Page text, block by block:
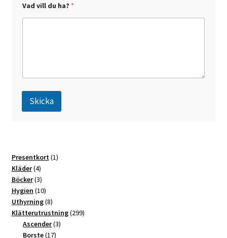
u
Vad vill du ha? *
Skicka
e
r
n
a
t
i
Presentkort 11
Kläder 44
produkter
Böcker 33
produkter
Hygien 1010
produkter
Uthyrning 88
produkter
Klätterutrustning 299299
Ascender 33
Borste 1717